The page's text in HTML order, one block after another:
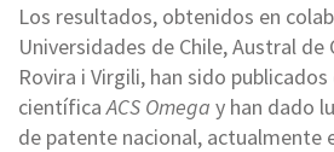
Los resultados, obtenidos en
Universidades de Chile, Austral
Rovira i Virgili, han sido
científicaACS Omega y han dado
de patente nacional, actualmente